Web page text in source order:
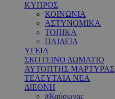
ΚΥΠΡΟΣ
ΚΟΙΝΩΝΙΑ
ΑΣΤΥΝΟΜΙΚΑ
ΤΟΠΙΚΑ
ΠΑΙΔΕΙΑ
ΥΓΕΙΑ
ΣΚΟΤΕΙΝΟ ΔΩΜΑΤΙΟ
ΑΥΤΟΠΤΗΣ ΜΑΡΤΥΡΑΣ
ΤΕΛΕΥΤΑΙΑ ΝΕΑ
ΔΙΕΘΝΗ
#Καύσωνας